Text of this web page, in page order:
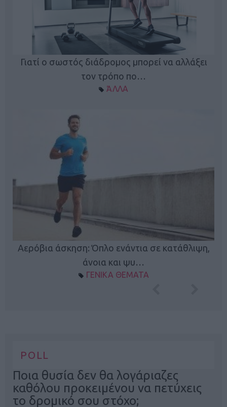
Γιατί ο σωστός διάδρομος μπορεί να αλλάξει
τον τρόπο πο…
ΆΛΛΑ
Αερόβια άσκηση: Όπλο ενάντια σε κατάθλιψη,
άνοια και ψυ…
ΓΕΝΙΚΑ ΘΕΜΑΤΑ
POLL
Ποια θυσία δεν θα λογάριαζες
καθόλου προκειμένου να πετύχεις
το δρομικό σου στόχο;